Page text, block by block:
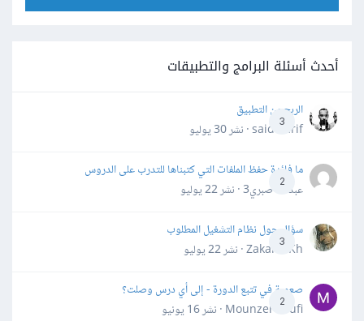
أحدث أسئلة البرامج والتطبيقات
3
الربح من التطبيق
said darif · نشر
30 يوليو
2
ما فائدة حفظ الملفات التي كتبناها للتدرب على الدروس
عبدالله صبري3 · نشر
22 يوليو
3
سؤال حول نظام التشغيل المطلوب
Zakaria Kh · نشر
22 يوليو
2
صعوبة في تتبع الدورة - إلى أي درس وصلت؟
Mounzer Soufi · نشر
16 يونيو